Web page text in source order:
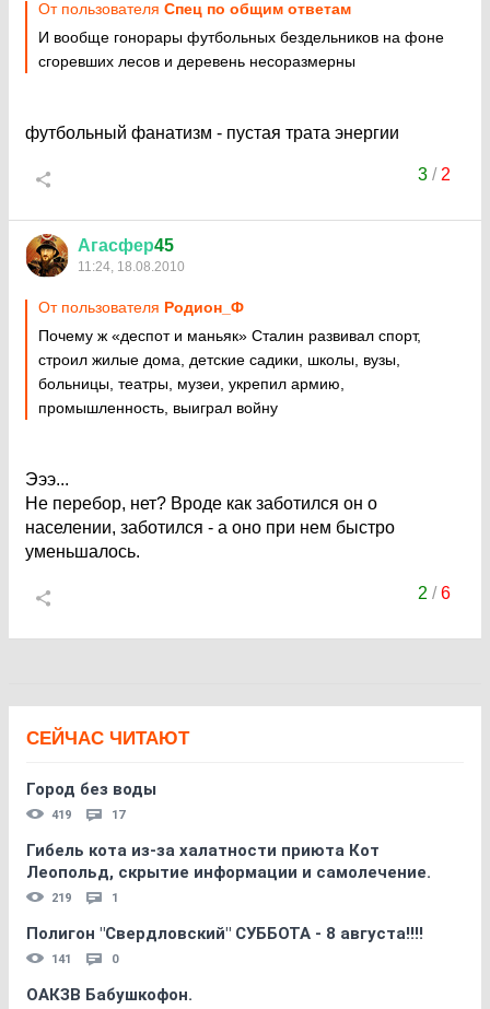
От пользователя Спец по общим ответам
И вообще гонорары футбольных бездельников на фоне
сгоревших лесов и деревень несоразмерны
футбольный фанатизм - пустая трата энергии
3/ 2
Агасфер45
11:24, 18.08.2010
От пользователя Родион_Ф
Почему ж «деспот и маньяк» Сталин развивал спорт,
строил жилые дома, детские садики, школы, вузы,
больницы, театры, музеи, укрепил армию,
промышленность, выиграл войну
Эээ...
Не перебор, нет? Вроде как заботился он о
населении, заботился - а оно при нем быстро
уменьшалось.
2 /6
СЕЙЧАС ЧИТАЮТ
Город без воды
419 17
Гибель кота из-за халатности приюта Кот
Леопольд, скрытиe информации и самолечение.
219 1
Полигон "Свердловский" СУББОТА - 8 августа!!!!
141 0
ОАКЗВ Бабушкофон.